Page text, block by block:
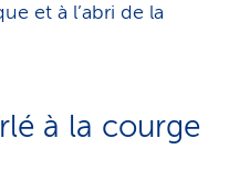
et à l’abri de la
à la courge